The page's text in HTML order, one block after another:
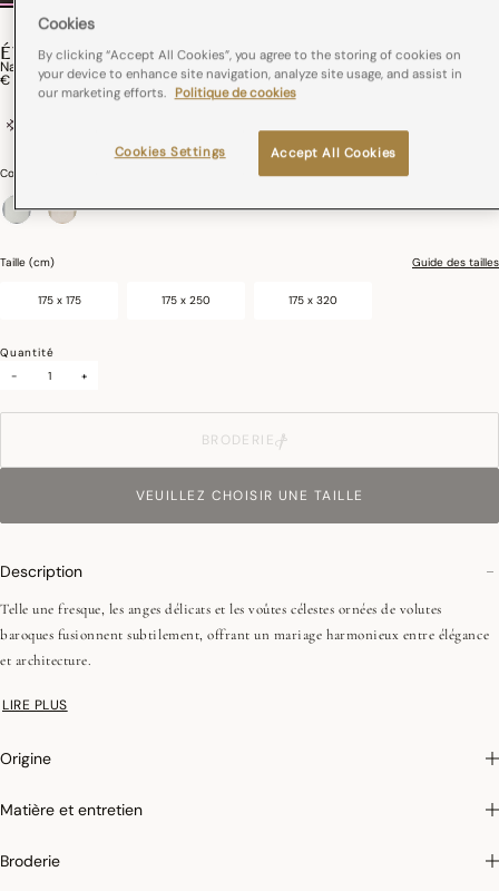
ÉVASION CÉLESTE
Nappe Évasion Céleste Lin
€ 259,00
Couleurs :
Taille (cm) Guide des tailles
175 x 175 175 x 250 175 x 320
Quantité
-
+
BRODERIE
VEUILLEZ CHOISIR UNE TAILLE
Description
Telle une fresque, les anges délicats et les voûtes célestes ornées de volutes
baroques fusionnent subtilement, offrant un mariage harmonieux entre élégance
et architecture.
Coins onglets - 2,5 cm
Repassage facile :Grâce à une qualité de fils supérieure et à un ennoblissement
Essayez et vous serez convaincus!
LIRE PLUS
Origine
Matière et entretien
Broderie
Cookies
By clicking “Accept All Cookies”, you agree to the storing of cookies on
your device to enhance site navigation, analyze site usage, and assist in
our marketing efforts. Politique de cookies
Accept All Cookies
Cookies Settings